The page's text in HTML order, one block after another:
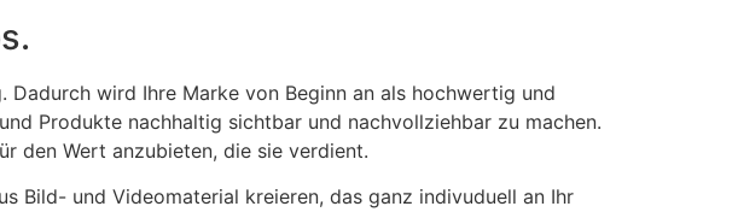
wird Ihre Marke von Beginn an als hochwertig und
Produkte nachhaltig sichtbar und nachvollziehbar zu machen.
den Wert anzubieten, die sie verdient.
Bild- und Videomaterial kreieren, das ganz indivuduell an Ihr